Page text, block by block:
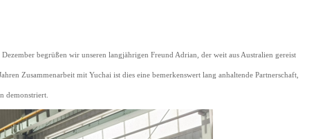
begrüßen wir unseren langjährigen Freund Adrian, der weit aus Australien gereist
Zusammenarbeit mit Yuchai ist dies eine bemerkenswert lang anhaltende Partnerschaft,
demonstriert.